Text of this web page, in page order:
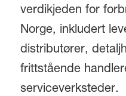
verdikjeden for
Norge, inkludert
distributører,
frittstående
serviceverksteder.